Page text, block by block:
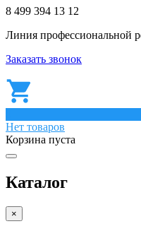
8 499 394 13 12
Линия профессиональной
Заказать звонок
Нет товаров
Корзина пуста
Каталог
×